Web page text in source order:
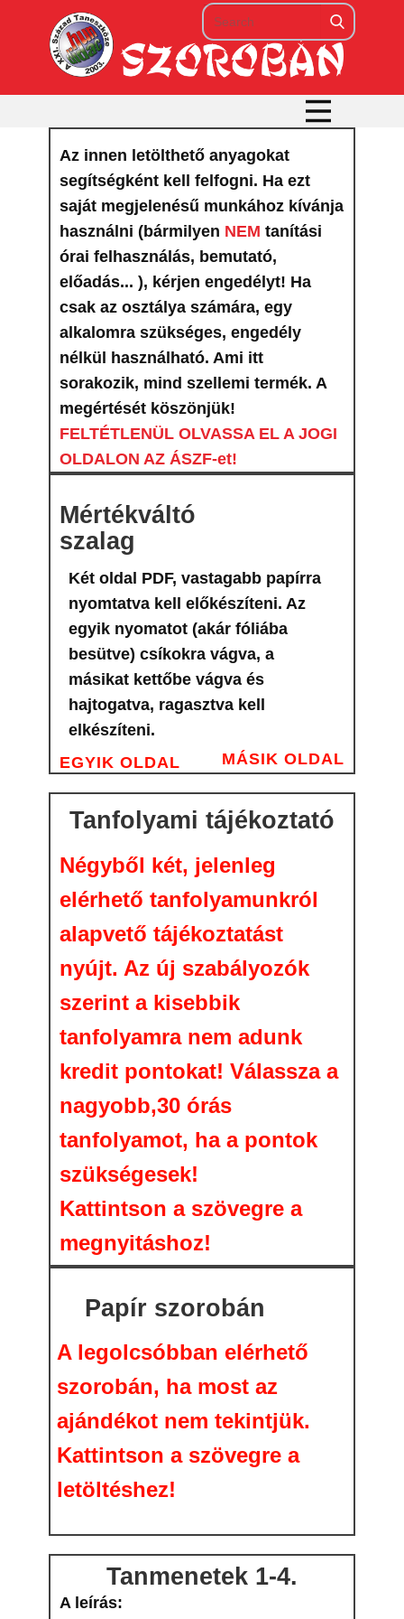
Az innen letölthető anyagokat
segítségként kell felfogni. Ha ezt
saját megjelenésű munkához kívánja
használni (bármilyen NEM tanítási
órai felhasználás, bemutató,
előadás... ), kérjen engedélyt! Ha
csak az osztálya számára, egy
alkalomra szükséges, engedély
nélkül használható. Ami itt
sorakozik, mind szellemi termék. A
megértését köszönjük!
FELTÉTLENÜL OLVASSA EL A JOGI
OLDALON AZ ÁSZF-et!
Mértékváltó
szalag
Két oldal PDF, vastagabb papírra
nyomtatva kell előkészíteni. Az
egyik nyomatot (akár fóliába
besütve) csíkokra vágva, a
másikat kettőbe vágva és
hajtogatva, ragasztva kell
elkészíteni.
EGYIK OLDAL
MÁSIK OLDAL
Tanfolyami tájékoztató
Négyből két, jelenleg
elérhető tanfolyamunkról
alapvető tájékoztatást
nyújt. Az új szabályozók
szerint a kisebbik
tanfolyamra nem adunk
kredit pontokat! Válassza a
nagyobb,30 órás
tanfolyamot, ha a pontok
szükségesek!
Kattintson a szövegre a
megnyitáshoz!
Papír szorobán
A legolcsóbban elérhető
szorobán, ha most az
ajándékot nem tekintjük.
Kattintson a szövegre a
letöltéshez!
Tanmenetek 1-4.
A leírás: